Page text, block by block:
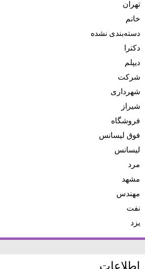
تهران
خانم
دسته‌بندی نشده
دکترا
دیپلم
شرکت
شهرداری
شیراز
فروشگاه
فوق لیسانس
لیسانس
مرد
مشهد
مهندس
نفت
یزد
اطلاعات